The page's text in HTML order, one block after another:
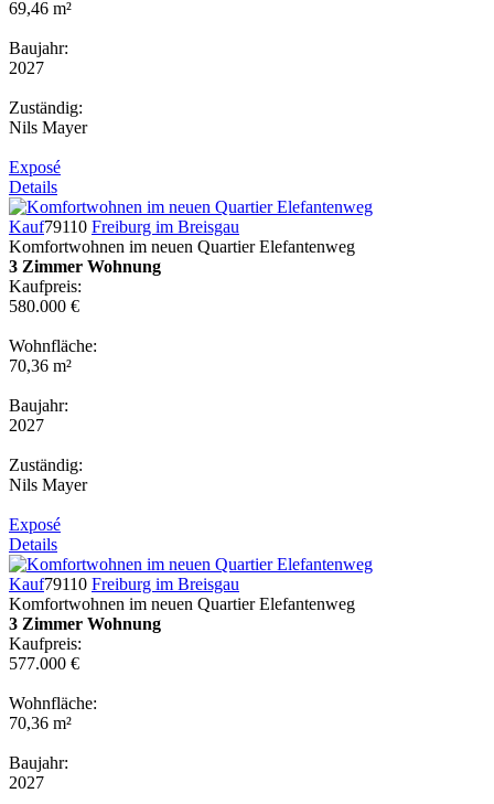
69,46 m²
Baujahr:
2027
Zuständig:
Nils Mayer
Exposé
Details
Kauf79110 Freiburg im Breisgau
Komfortwohnen im neuen Quartier Elefantenweg
3 Zimmer Wohnung
Kaufpreis:
580.000 €
Wohnfläche:
70,36 m²
Baujahr:
2027
Zuständig:
Nils Mayer
Exposé
Details
Kauf79110 Freiburg im Breisgau
Komfortwohnen im neuen Quartier Elefantenweg
3 Zimmer Wohnung
Kaufpreis:
577.000 €
Wohnfläche:
70,36 m²
Baujahr:
2027